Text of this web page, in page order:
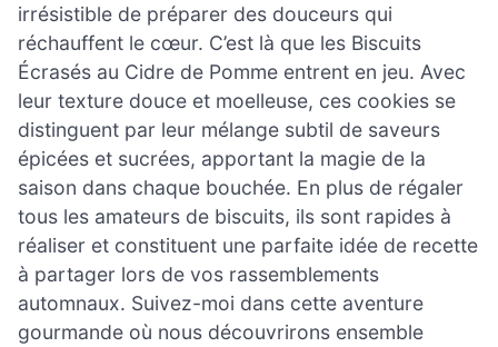
irrésistible de préparer des douceurs qui
réchauffent le cœur. C’est là que les Biscuits
Écrasés au Cidre de Pomme entrent en jeu. Avec
leur texture douce et moelleuse, ces cookies se
distinguent par leur mélange subtil de saveurs
épicées et sucrées, apportant la magie de la
saison dans chaque bouchée. En plus de régaler
tous les amateurs de biscuits, ils sont rapides à
réaliser et constituent une parfaite idée de recette
à partager lors de vos rassemblements
automnaux. Suivez-moi dans cette aventure
gourmande où nous découvrirons ensemble